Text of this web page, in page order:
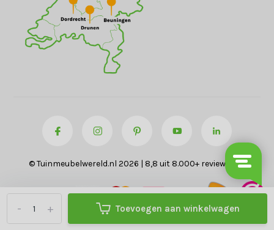
+
- Toevoegen aan winkelwagen
© Tuinmeubelwereld.nl 2026 | 8,8 uit 8.000+ reviews